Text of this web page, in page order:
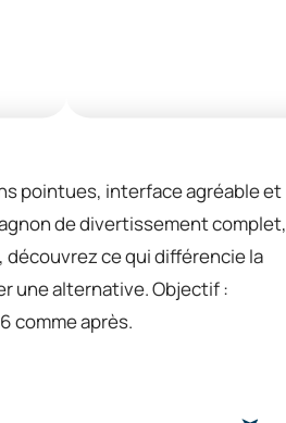
pointues, interface agréable et
de divertissement complet,
découvrez ce qui différencie la
une alternative. Objectif :
comme après.